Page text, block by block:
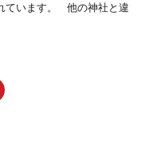
ています。 他の神社と違